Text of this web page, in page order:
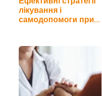
лікування і
самодопомоги при…